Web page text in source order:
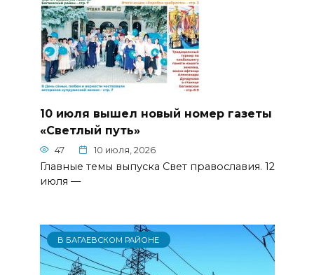
10 июля вышел новый номер газеты
«Светлый путь»
47 10 июля, 2026
Главные темы выпуска Свет православия. 12
июля —
В БАГАЕВСКОМ РАЙОНЕ